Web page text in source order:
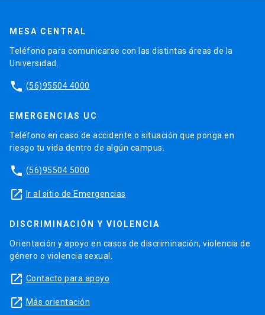
MESA CENTRAL
Teléfono para comunicarse con las distintas áreas de la
Universidad.
phone (56)95504 4000
EMERGENCIAS UC
Teléfono en caso de accidente o situación que ponga en
riesgo tu vida dentro de algún campus.
phone (56)95504 5000
launch Ir al sitio de Emergencias
DISCRIMINACIÓN Y VIOLENCIA
Orientación y apoyo en casos de discriminación, violencia de
género o violencia sexual.
launch Contacto para apoyo
launch Más orientación